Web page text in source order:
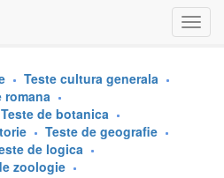
Teste cultura generala
romana
Teste de botanica
Teste de geografie
de logica
zoologie